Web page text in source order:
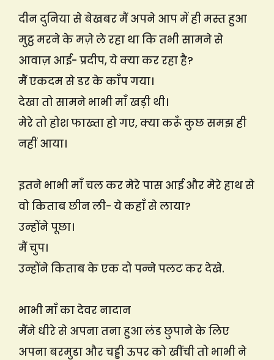
दीन दुनिया से बेखबर मैं अपने आप में ही मस्त हुआ
मुट्ठ मरने के मज़े ले रहा था कि तभी सामने से
आवाज़ आई- प्रदीप, ये क्या कर रहा है?
मैं एकदम से डर के काँप गया।
देखा तो सामने भाभी माँ खड़ी थी।
मेरे तो होश फाख्ता हो गए, क्या करूँ कुछ समझ ही
नहीं आया।
इतने भाभी माँ चल कर मेरे पास आई और मेरे हाथ से
वो किताब छीन ली- ये कहाँ से लाया?
उन्होंने पूछा।
मैं चुप।
उन्होंने किताब के एक दो पन्ने पलट कर देखे.
भाभी माँ का देवर नादान
मैंने धीरे से अपना तना हुआ लंड छुपाने के लिए
अपना बरमुडा और चड्डी ऊपर को खींची तो भाभी ने